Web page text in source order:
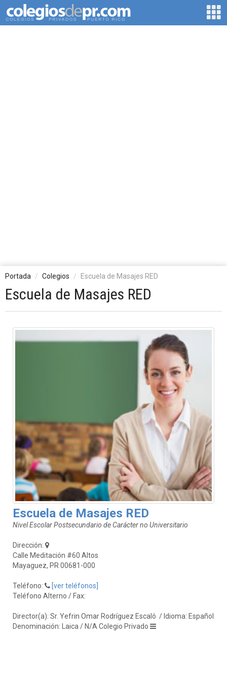
Portada Colegios Escuela de Masajes RED
Escuela de Masajes RED
Escuela de Masajes RED
Nivel Escolar Postsecundario de Carácter no Universitario
Dirección:
Calle Meditación #60 Altos
Mayaguez, PR 00681-000
Teléfono:
[ver teléfonos]
Teléfono Alterno / Fax:
Director(a): Sr. Yefrin Omar Rodríguez Escaló / Idioma: Español
Denominación: Laica / N/A Colegio Privado